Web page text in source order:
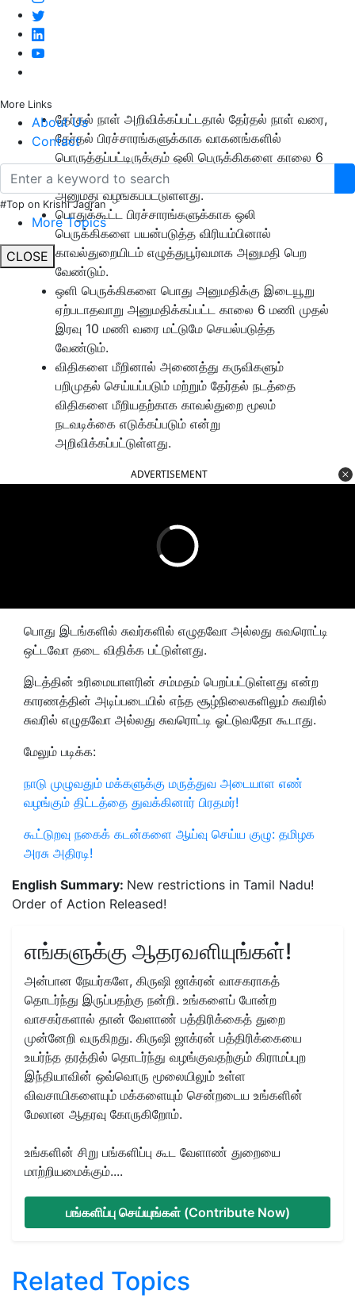
More Links
About Us
Contact
#Top on Krishi Jagran
More Topics
CLOSE
தேர்தல் நாள் அறிவிக்கப்பட்டதால் தேர்தல் நாள் வரை,
தேர்தல் பிரச்சாரங்களுக்காக வாகனங்களில்
பொருத்தப்பட்டிருக்கும் ஒலி பெருக்கிகளை காலை 6
மணியில் இருந்து இரவு 10 மணி வரை பயன்படுத்த
அனுமதி வழங்கப்பட்டுள்ளது.
பொதுக்கூட்ட பிரச்சாரங்களுக்காக ஒலி
பெருக்கிகளை பயன்படுத்த விரியம்பினால்
காவல்துறையிடம் எழுத்துபூர்வமாக அனுமதி பெற
வேண்டும்.
ஒளி பெருக்கிகளை பொது அனுமதிக்கு இடையூறு
ஏற்படாதவாறு அனுமதிக்கப்பட்ட காலை 6 மணி முதல்
இரவு 10 மணி வரை மட்டுமே செயல்படுத்த
வேண்டும்.
விதிகளை மீறினால் அணைத்து கருவிகளும்
பறிமுதல் செய்யப்படும் மற்றும் தேர்தல் நடத்தை
விதிகளை மீறியதற்காக காவல்துறை மூலம்
நடவடிக்கை எடுக்கப்படும் என்று
அறிவிக்கப்பட்டுள்ளது.
ADVERTISEMENT
பொது இடங்களில் சுவர்களில் எழுதவோ அல்லது சுவரொட்டி
ஒட்டவோ தடை விதிக்க பட்டுள்ளது.
இடத்தின் உரிமையாளரின் சம்மதம் பெறப்பட்டுள்ளது என்ற
காரணத்தின் அடிப்படையில் எந்த சூழ்நிலைகளிலும் சுவரில்
சுவரில் எழுதவோ அல்லது சுவரொட்டி ஓட்டுவதோ கூடாது.
மேலும் படிக்க:
நாடு முழுவதும் மக்களுக்கு மருத்துவ அடையாள எண்
வழங்கும் திட்டத்தை துவக்கினார் பிரதமர்!
கூட்டுறவு நகைக் கடன்களை ஆய்வு செய்ய குழு: தமிழக
அரசு அதிரடி!
English Summary: New restrictions in Tamil Nadu!
Order of Action Released!
எங்களுக்கு ஆதரவளியுங்கள்!
அன்பான நேயர்களே, கிருஷி ஜாக்ரன் வாசகராகத்
தொடர்ந்து இருப்பதற்கு நன்றி. உங்களைப் போன்ற
வாசகர்களால் தான் வேளாண் பத்திரிக்கைத் துறை
முன்னேறி வருகிறது. கிருஷி ஜாக்ரன் பத்திரிக்கையை
உயர்ந்த தரத்தில் தொடர்ந்து வழங்குவதற்கும் கிராமப்புற
இந்தியாவின் ஒவ்வொரு மூலையிலும் உள்ள
விவசாயிகளையும் மக்களையும் சென்றடைய உங்களின்
மேலான ஆதரவு கோருகிறோம்.
உங்களின் சிறு பங்களிப்பு கூட வேளாண் துறையை
மாற்றியமைக்கும்....
பங்களிப்பு செய்யுங்கள் (Contribute Now)
Related Topics